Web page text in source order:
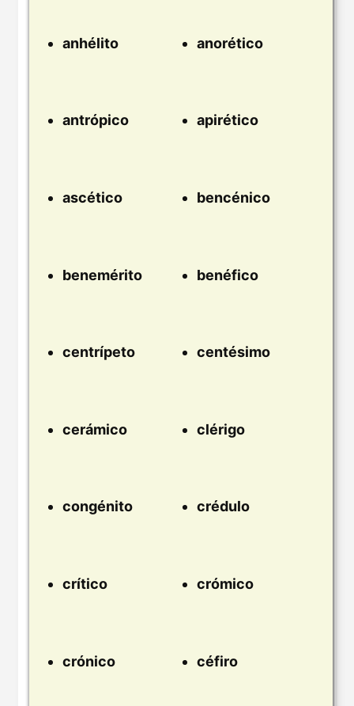
anhélito anorético
antrópico apirético
ascético bencénico
benemérito benéfico
centrípeto centésimo
cerámico clérigo
congénito crédulo
crítico crómico
crónico céfiro